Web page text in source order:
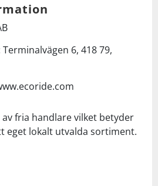
6, 418 79,
fria handlare vilket betyder
eget lokalt utvalda sortiment.